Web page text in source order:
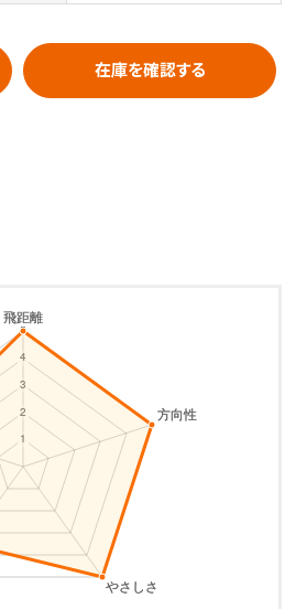
在庫を確認する